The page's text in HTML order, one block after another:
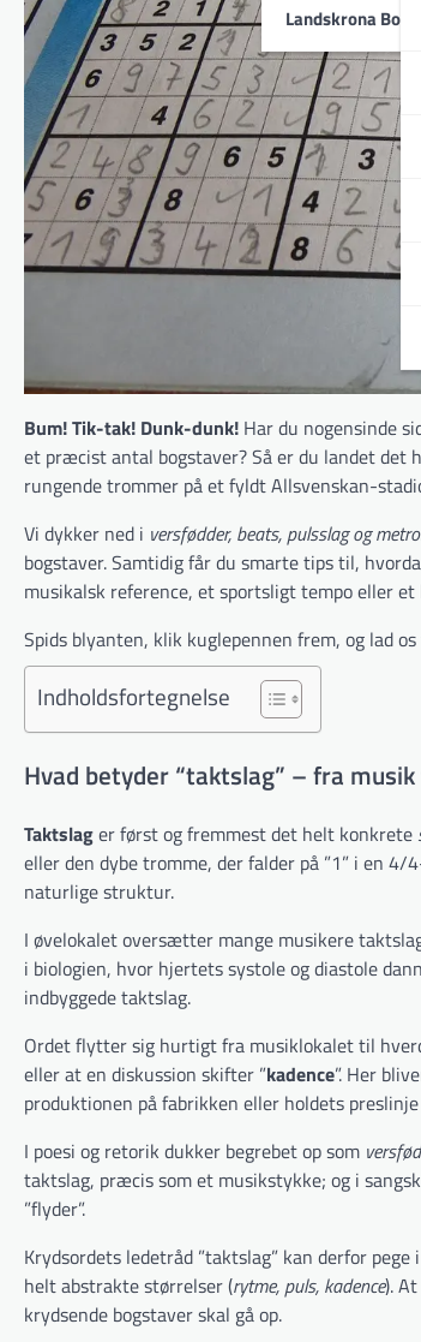
Landskrona BoIS
Bum! Tik-tak! Dunk-dunk! Har du nogensinde
et præcist antal bogstaver? Så er du landet det
rungende trommer på et fyldt Allsvenskan-
Vi dykker ned i versfødder, beats, pulsslag og
bogstaver. Samtidig får du smarte tips til,
musikalsk reference, et sportsligt tempo eller et
Spids blyanten, klik kuglepennen frem, og lad
Indholdsfortegnelse
Hvad betyder “taktslag” – fra
Taktslager først og fremmest det helt konkrete
eller den dybe tromme, der falder på ”1” i en
naturlige struktur.
I øvelokalet oversætter mange musikere
i biologien, hvor hjertets systole og diastole
indbyggede taktslag.
Ordet flytter sig hurtigt fra musiklokalet til
eller at en diskussion skifter ”kadence”. Her
produktionen på fabrikken eller holdets
I poesi og retorik dukker begrebet op som
taktslag, præcis som et musikstykke; og i
”flyder”.
Krydsordets ledetråd ”taktslag” kan derfor
helt abstrakte størrelser (rytme, puls, kadence).
krydsende bogstaver skal gå op.